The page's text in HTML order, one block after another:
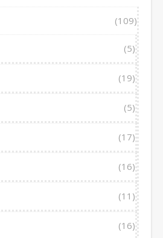
(109)
(5)
(19)
(5)
(17)
(16)
(11)
(16)